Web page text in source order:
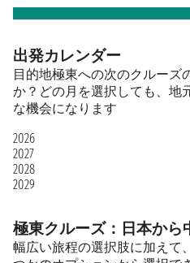
出発カレンダー
目的地極東への次のクルーズ
か？どの月を選択しても、地
な機会になります
2026
2027
2028
2029
極東クルーズ：日本から
幅広い旅程の選択肢に加えて